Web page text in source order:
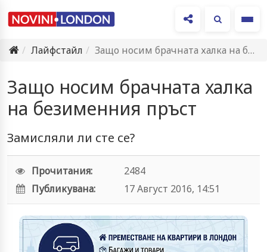
Лайфстайл
Защо носим брачната халка на безименния пръст
Защо носим брачната халка
на безименния пръст
Замисляли ли сте се?
Прочитания:
2484
Публикувана:
17 Август 2016, 14:51